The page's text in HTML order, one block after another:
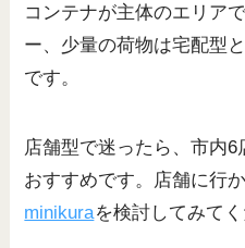
コンテナが主体のエリア
ー、少量の荷物は宅配型
です。
店舗型で迷ったら、市内6
おすすめです。店舗に行
minikuraを検討してみてく